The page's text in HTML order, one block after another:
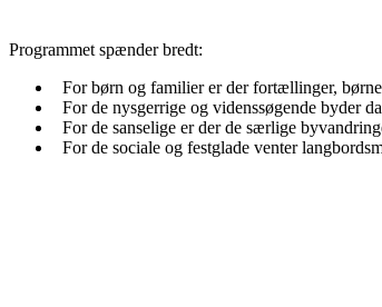
Programmet spænder bredt:
For børn og familier er der fortællinger,
For de nysgerrige og videnssøgende byder
For de sanselige er der de særlige
For de sociale og festglade venter